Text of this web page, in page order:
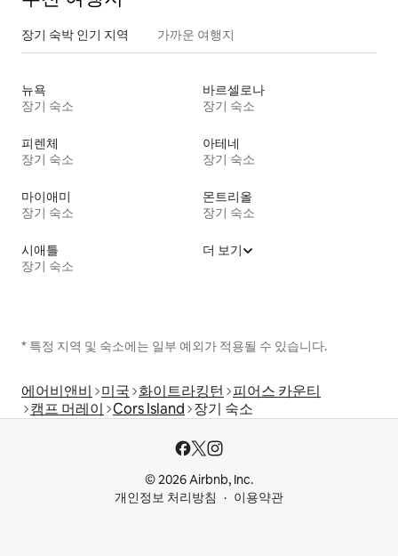
장기 숙박 인기 지역 가까운 여행지
뉴욕
장기 숙소
바르셀로나
장기 숙소
피렌체
장기 숙소
아테네
장기 숙소
마이애미
장기 숙소
몬트리올
장기 숙소
시애틀
장기 숙소
더 보기
* 특정 지역 및 숙소에는 일부 예외가 적용될 수 있습니다.
에어비앤비 미국 화이트라킹턴
피어스 카운티
캠프 머레이 Cors Island 장기 숙소
© 2026 Airbnb, Inc.
개인정보 처리방침
이용약관